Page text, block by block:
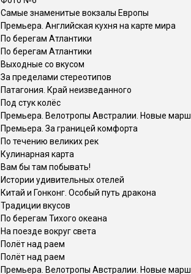
Самые знаменитые вокзалы Европы
Премьера. Английская кухня на карте мира
По берегам Атлантики
По берегам Атлантики
Выходные со вкусом
За пределами стереотипов
Патагония. Край неизведанного
Под стук колёс
Премьера. Велотропы Австралии. Новые
Премьера. За границей комфорта
По течению великих рек
Кулинарная карта
Вам бы там побывать!
Истории удивительных отелей
Китай и Гонконг. Особый путь дракона
Традиции вкусов
По берегам Тихого океана
На поезде вокруг света
Полёт над раем
Полёт над раем
Премьера. Велотропы Австралии. Новые